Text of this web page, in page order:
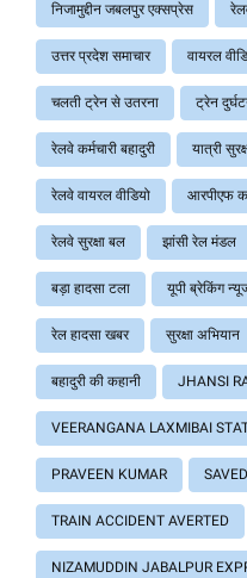
निजामुद्दीन जबलपुर एक्सप्रेस
उत्तर प्रदेश समाचार वायरल
चलती ट्रेन से उतरना ट्रेन
रेलवे कर्मचारी बहादुरी यात्री
रेलवे वायरल वीडियो आरपीएफ
रेलवे सुरक्षा बल झांसी रेल मंडल
बड़ा हादसा टला यूपी ब्रेकिंग
रेल हादसा खबर सुरक्षा अभियान
बहादुरी की कहानी JHANSI
VEERANGANA LAXMIBAI
PRAVEEN KUMAR
TRAIN ACCIDENT AVERTED
NIZAMUDDIN JABALPUR